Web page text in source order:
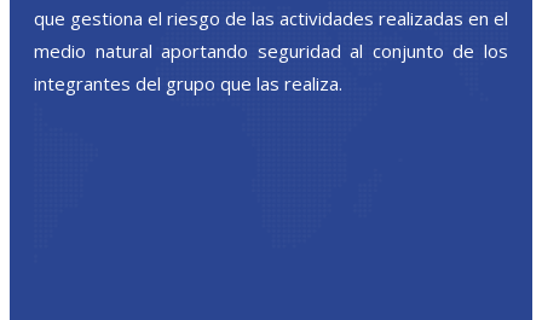
que gestiona el riesgo de las actividades realizadas en el
medio natural aportando seguridad al conjunto de los
integrantes del grupo que las realiza.